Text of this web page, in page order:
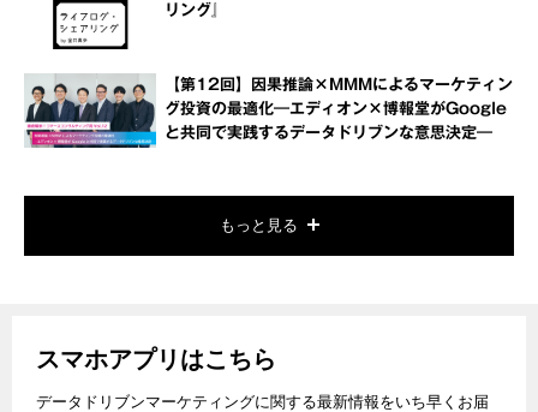
リング』
【第12回】因果推論×MMMによるマーケティン
グ投資の最適化―エディオン×博報堂がGoogle
と共同で実践するデータドリブンな意思決定―
もっと見る
スマホアプリはこちら
データドリブンマーケティングに関する最新情報をいち早くお届